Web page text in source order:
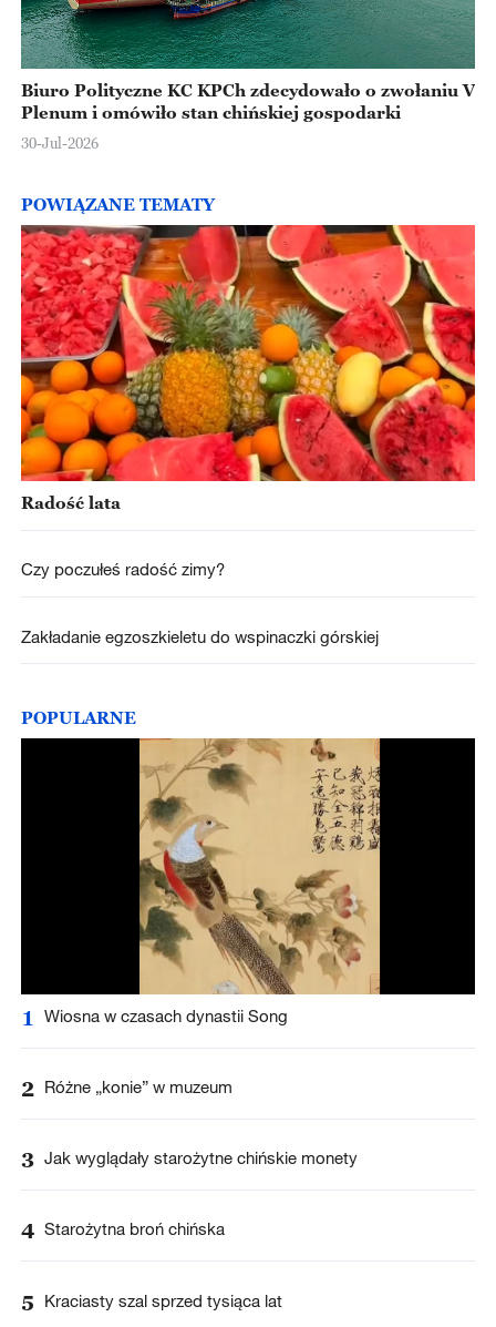
Biuro Polityczne KC KPCh zdecydowało o zwołaniu V
Plenum i omówiło stan chińskiej gospodarki
30-Jul-2026
POWIĄZANE TEMATY
Radość lata
Czy poczułeś radość zimy?
Zakładanie egzoszkieletu do wspinaczki górskiej
POPULARNE
1 Wiosna w czasach dynastii Song
2 Różne „konie” w muzeum
3 Jak wyglądały starożytne chińskie monety
4 Starożytna broń chińska
5 Kraciasty szal sprzed tysiąca lat